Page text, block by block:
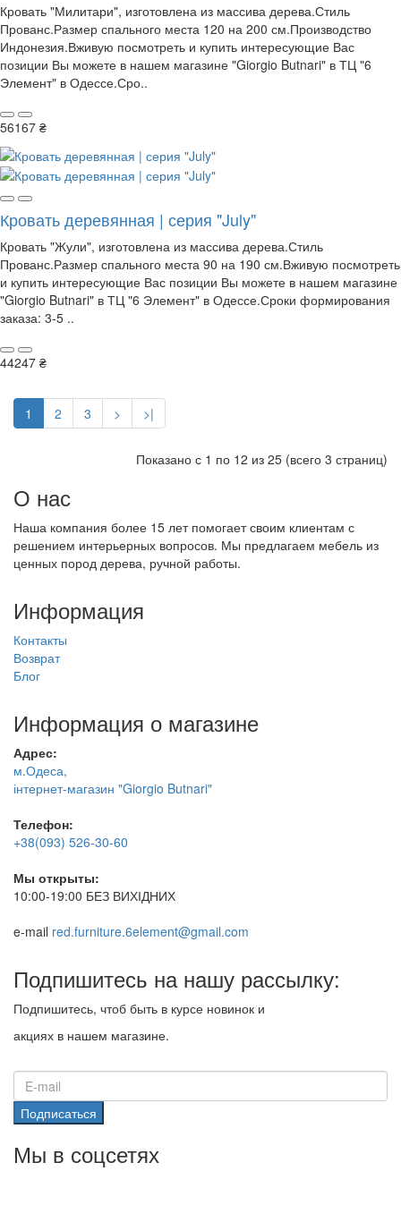
Кровать "Милитари", изготовлена из массива дерева.Стиль
Прованс.Размер спального места 120 на 200 см.Производство
Индонезия.Вживую посмотреть и купить интересующие Вас
позиции Вы можете в нашем магазине "Giorgio Butnari" в ТЦ "6
Элемент" в Одессе.Сро..
56167 ₴
Кровать деревянная | серия "July"
Кровать "Жули", изготовлена из массива дерева.Стиль
Прованс.Размер спального места 90 на 190 см.Вживую посмотреть
и купить интересующие Вас позиции Вы можете в нашем магазине
"Giorgio Butnari" в ТЦ "6 Элемент" в Одессе.Сроки формирования
заказа: 3-5 ..
44247 ₴
1 2 3 > >|
Показано с 1 по 12 из 25 (всего 3 страниц)
О нас
Наша компания более 15 лет помогает своим клиентам с
решением интерьерных вопросов. Мы предлагаем мебель из
ценных пород дерева, ручной работы.
Информация
Контакты
Возврат
Блог
Информация о магазине
Адрес:
м.Одеса,
інтернет-магазин "Giorgio Butnari"
Телефон:
+38(093) 526-30-60
Мы открыты:
10:00-19:00 БЕЗ ВИХІДНИХ
e-mail red.furniture.6element@gmail.com
Подпишитесь на нашу рассылку:
Подпишитесь, чтоб быть в курсе новинок и
акциях в нашем магазине.
Подписаться
Мы в соцсетях